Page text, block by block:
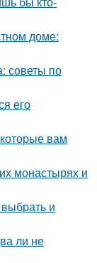
доме:
советы по
его
вам
монастырях и
и
ли не